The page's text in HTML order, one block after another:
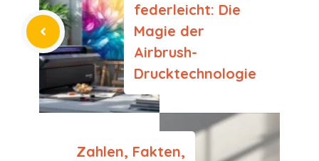
federleicht: Die
Magie der
Airbrush-
Drucktechnologie
Zahlen, Fakten,